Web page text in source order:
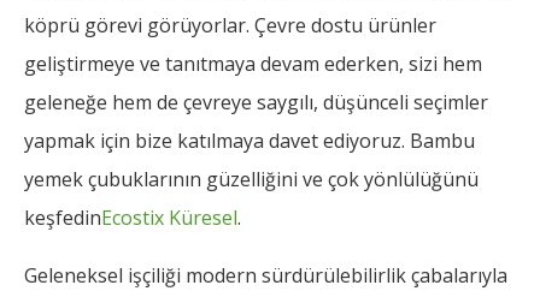
köprü görevi görüyorlar. Çevre dostu ürünler
geliştirmeye ve tanıtmaya devam ederken, sizi hem
geleneğe hem de çevreye saygılı, düşünceli seçimler
yapmak için bize katılmaya davet ediyoruz. Bambu
yemek çubuklarının güzelliğini ve çok yönlülüğünü
keşfedinEcostix Küresel.
Geleneksel işçiliği modern sürdürülebilirlik çabalarıyla